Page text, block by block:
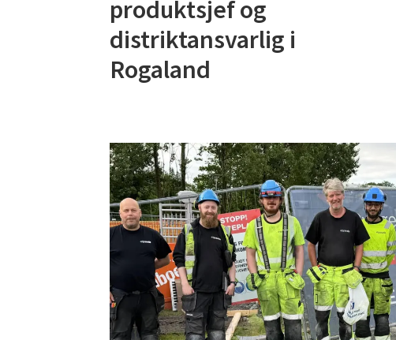
produktsjef og
distriktansvarlig i
Rogaland